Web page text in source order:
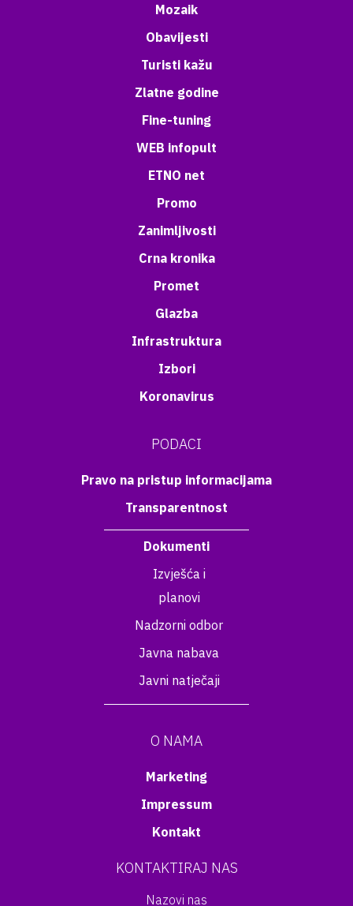
Mozaik
Obavijesti
Turisti kažu
Zlatne godine
Fine-tuning
WEB infopult
ETNO net
Promo
Zanimljivosti
Crna kronika
Promet
Glazba
Infrastruktura
Izbori
Koronavirus
PODACI
Pravo na pristup informacijama
Transparentnost
Dokumenti
Izvješća i
planovi
Nadzorni odbor
Javna nabava
Javni natječaji
O NAMA
Marketing
Impressum
Kontakt
KONTAKTIRAJ NAS
Nazovi nas